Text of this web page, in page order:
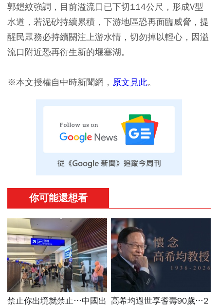
郭鎧紋強調，目前溢流口已下切114公尺，形成V型
水道，若泥砂持續累積，下游地區恐再面臨威脅，提
醒民眾務必持續關注上游水情，切勿掉以輕心，因溢
流口附近恐再衍生新的堰塞湖。
※本文授權自中時新聞網， 原文見此。